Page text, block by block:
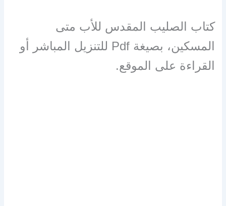
كتاب الصليب المقدس للأب متى
المسكين، بصيغة Pdf للتنزيل المباشر أو
القراءة على الموقع.